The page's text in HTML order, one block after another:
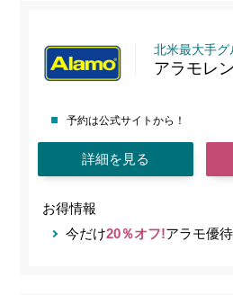
北米最大手グ
アラモレ
予約は公式サイトから！
詳細を見る
お得情報
今だけ20％オフ!アラモ優